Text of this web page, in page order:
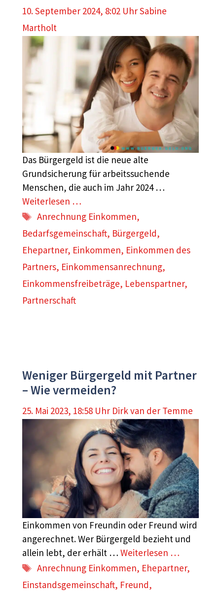
10. September 2024, 8:02 UhrSabine
Martholt
Das Bürgergeld ist die neue alte
Grundsicherung für arbeitssuchende
Menschen, die auch im Jahr 2024 …
Weiterlesen …
Schlagwörter
Anrechnung Einkommen,
Bedarfsgemeinschaft, Bürgergeld,
Ehepartner, Einkommen, Einkommen des
Partners, Einkommensanrechnung,
Einkommensfreibeträge, Lebenspartner,
Partnerschaft
Weniger Bürgergeld mit Partner
– Wie vermeiden?
25. Mai 2023, 18:58 Uhr Dirk van der Temme
Einkommen von Freundin oder Freund wird
angerechnet. Wer Bürgergeld bezieht und
allein lebt, der erhält … Weiterlesen …
Schlagwörter
Anrechnung Einkommen, Ehepartner,
Einstandsgemeinschaft, Freund,